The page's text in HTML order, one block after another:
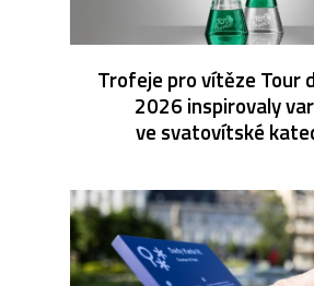
Trofeje pro vítěze Tour
2026 inspirovaly
ve svatovítské